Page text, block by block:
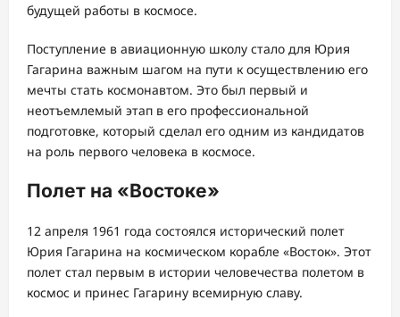
будущей работы в космосе.
Поступление в авиационную школу стало для Юрия
Гагарина важным шагом на пути к осуществлению его
мечты стать космонавтом. Это был первый и
неотъемлемый этап в его профессиональной
подготовке, который сделал его одним из кандидатов
на роль первого человека в космосе.
Полет на «Востоке»
12 апреля 1961 года состоялся исторический полет
Юрия Гагарина на космическом корабле «Восток». Этот
полет стал первым в истории человечества полетом в
космос и принес Гагарину всемирную славу.